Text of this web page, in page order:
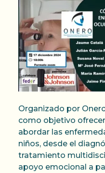
Organizado por
como objetivo
abordar las
niños, desde el
tratamiento
apoyo emocional a